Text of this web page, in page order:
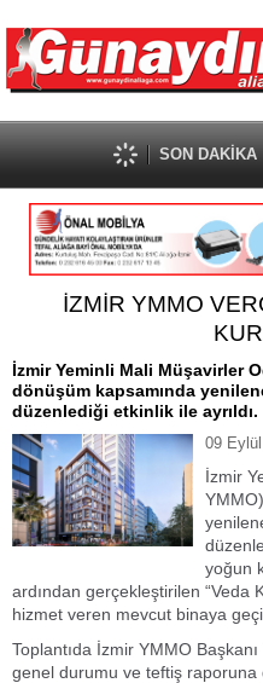
SON DAKİKA
İZMİR YMMO
İzmir Yeminli Mali Müşavirler
dönüşüm kapsamında
düzenlediği etkinlik ile ayrıldı.
09
İzmir
yoğun
ardından gerçekleştirilen “Veda
hizmet veren mevcut binaya
Toplantıda İzmir YMMO
genel durumu ve teftiş raporuna